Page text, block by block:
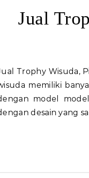
Jual
memiliki
model
desain yang